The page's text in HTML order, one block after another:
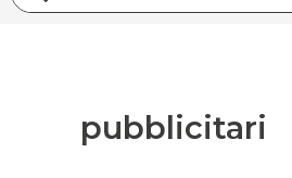
pubblicitari